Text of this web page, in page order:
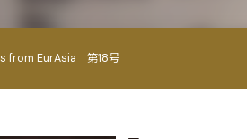
from EurAsia 第18号